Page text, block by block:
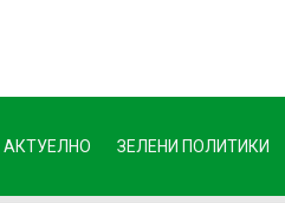
АКТУЕЛНО ЗЕЛЕНИ ПОЛИТИКИ